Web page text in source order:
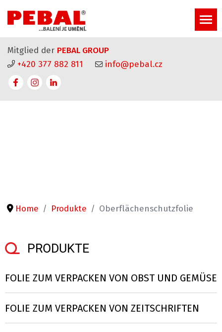
Mitglied der PEBAL GROUP
+420 377 882 811
info@pebal.cz
Home Produkte Oberflächenschutzfolie
PRODUKTE
FOLIE ZUM VERPACKEN VON OBST UND GEMÜSE
FOLIE ZUM VERPACKEN VON ZEITSCHRIFTEN